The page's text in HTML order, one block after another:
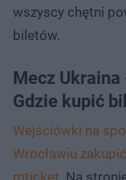
wszyscy chętni
biletów.
Mecz Ukraina
Gdzie kupić
Wejściówki na
Wrocławiu
mticket. Na